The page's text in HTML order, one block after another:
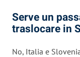
Serve un
traslocare in
No, Italia e